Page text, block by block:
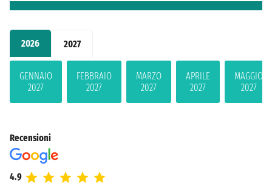
2026 2027
GENNAIO
2027
FEBBRAIO
2027
MARZO
2027
APRILE
2027
MAGGIO
2027
Recensioni
4.9